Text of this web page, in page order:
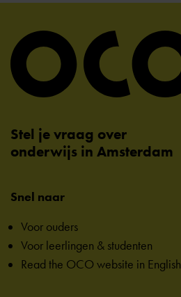
Stel je vraag over
onderwijs in Amsterdam
Snel naar
Voor ouders
Voor leerlingen & studenten
Read the OCO website in English